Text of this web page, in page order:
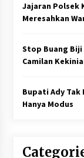
Jajaran Polsek
Meresahkan
Stop Buang Biji
Camilan
Bupati Ady
Hanya Modus